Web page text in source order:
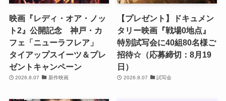
映画『レディ・オア・ノッ
ト2』公開記念 神戸・カ
フェ「ニューラフレア」
タイアップスイーツ＆プレ
ゼントキャンペーン
2026.8.07 新作映画
【プレゼント】ドキュメン
タリー映画『戦場0地点』
特別試写会に40組80名様ご
招待☆（応募締切：8月19
日）
2026.8.07 試写会